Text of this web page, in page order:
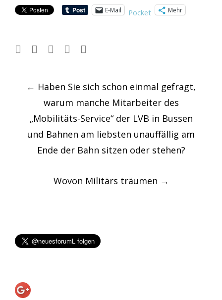
E-Mail
Pocket Mehr
Post
navigation
← Haben Sie sich schon einmal gefragt,
warum manche Mitarbeiter des
„Mobilitäts-Service“ der LVB in Bussen
und Bahnen am liebsten unauffällig am
Ende der Bahn sitzen oder stehen?
Wovon Militärs träumen →